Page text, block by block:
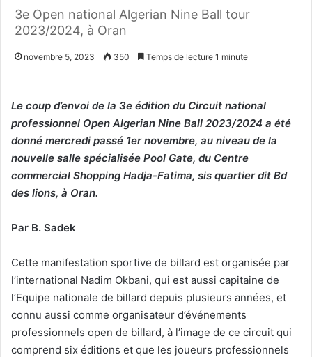
3e Open national Algerian Nine Ball tour
2023/2024, à Oran
novembre 5, 2023 350 Temps de lecture 1 minute
Le coup d’envoi de la 3e édition du Circuit national
professionnel Open Algerian Nine Ball 2023/2024 a été
donné mercredi passé 1er novembre, au niveau de la
nouvelle salle spécialisée Pool Gate, du Centre
commercial Shopping Hadja-Fatima, sis quartier dit Bd
des lions, à Oran.
Par B. Sadek
Cette manifestation sportive de billard est organisée par
l’international Nadim Okbani, qui est aussi capitaine de
l’Equipe nationale de billard depuis plusieurs années, et
connu aussi comme organisateur d’événements
professionnels open de billard, à l’image de ce circuit qui
comprend six éditions et que les joueurs professionnels